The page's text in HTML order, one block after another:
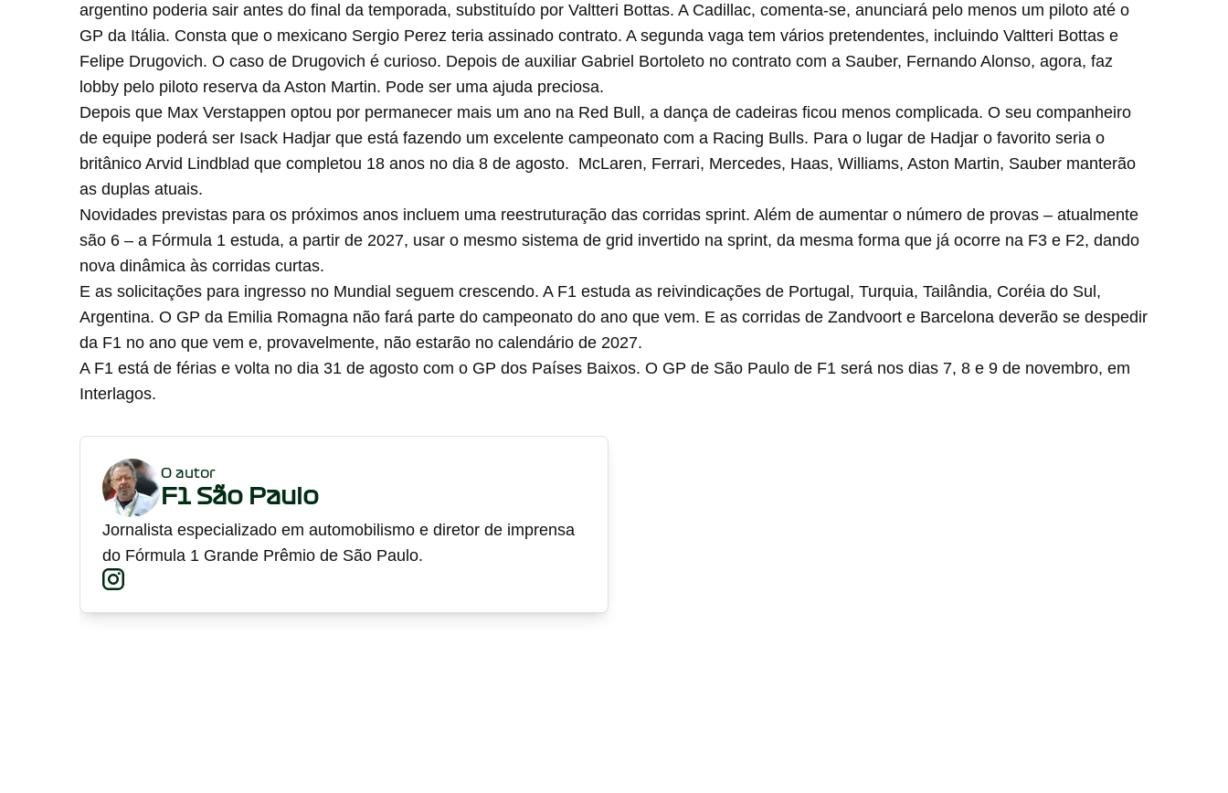
argentino poderia sair antes do final da temporada, substituído por Valtteri Bottas. A Cadillac, comenta-se, anunciará pelo menos um piloto até o
GP da Itália. Consta que o mexicano Sergio Perez teria assinado contrato. A segunda vaga tem vários pretendentes, incluindo Valtteri Bottas e
Felipe Drugovich. O caso de Drugovich é curioso. Depois de auxiliar Gabriel Bortoleto no contrato com a Sauber, Fernando Alonso, agora, faz
lobby pelo piloto reserva da Aston Martin. Pode ser uma ajuda preciosa.
Depois que Max Verstappen optou por permanecer mais um ano na Red Bull, a dança de cadeiras ficou menos complicada. O seu companheiro
de equipe poderá ser Isack Hadjar que está fazendo um excelente campeonato com a Racing Bulls. Para o lugar de Hadjar o favorito seria o
britânico Arvid Lindblad que completou 18 anos no dia 8 de agosto. McLaren, Ferrari, Mercedes, Haas, Williams, Aston Martin, Sauber manterão
as duplas atuais.
Novidades previstas para os próximos anos incluem uma reestruturação das corridas sprint. Além de aumentar o número de provas – atualmente
são 6 – a Fórmula 1 estuda, a partir de 2027, usar o mesmo sistema de grid invertido na sprint, da mesma forma que já ocorre na F3 e F2, dando
nova dinâmica às corridas curtas.
E as solicitações para ingresso no Mundial seguem crescendo. A F1 estuda as reivindicações de Portugal, Turquia, Tailândia, Coréia do Sul,
Argentina. O GP da Emilia Romagna não fará parte do campeonato do ano que vem. E as corridas de Zandvoort e Barcelona deverão se despedir
da F1 no ano que vem e, provavelmente, não estarão no calendário de 2027.
A F1 está de férias e volta no dia 31 de agosto com o GP dos Países Baixos. O GP de São Paulo de F1 será nos dias 7, 8 e 9 de novembro, em
Interlagos.
O autor
F1 São Paulo
Jornalista especializado em automobilismo e diretor de imprensa
do Fórmula 1 Grande Prêmio de São Paulo.